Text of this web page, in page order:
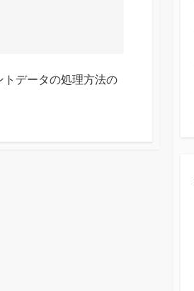
トデータの処理方法の